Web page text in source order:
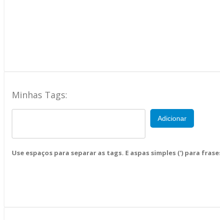
Minhas Tags:
Adicionar
Use espaços para separar as tags. E aspas simples (') para